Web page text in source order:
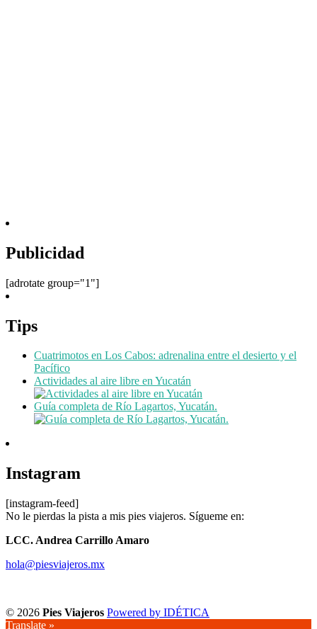
Publicidad
[adrotate group="1"]
Tips
Cuatrimotos en Los Cabos: adrenalina entre el desierto y el
Pacífico
Actividades al aire libre en Yucatán
Guía completa de Río Lagartos, Yucatán.
Instagram
[instagram-feed]
No le pierdas la pista a mis pies viajeros. Sígueme en:
LCC. Andrea Carrillo Amaro
hola@piesviajeros.mx
© 2026 Pies Viajeros Powered by IDÉTICA
Translate »